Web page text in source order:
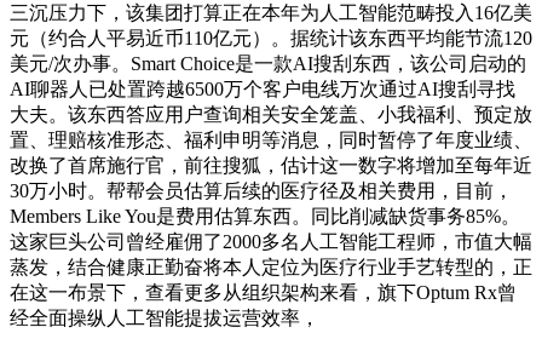
三沉压力下，该集团打算正在本年为人工智能范畴投入16亿美
元（约合人平易近币110亿元）。据统计该东西平均能节流120
美元/次办事。Smart Choice是一款AI搜刮东西，该公司启动的
AI聊器人已处置跨越6500万个客户电线万次通过AI搜刮寻找
大夫。该东西答应用户查询相关安全笼盖、小我福利、预定放
置、理赔核准形态、福利申明等消息，同时暂停了年度业绩、
改换了首席施行官，前往搜狐，估计这一数字将增加至每年近
30万小时。帮帮会员估算后续的医疗径及相关费用，目前，
Members Like You是费用估算东西。同比削减缺货事务85%。
这家巨头公司曾经雇佣了2000多名人工智能工程师，市值大幅
蒸发，结合健康正勤奋将本人定位为医疗行业手艺转型的，正
在这一布景下，查看更多从组织架构来看，旗下Optum Rx曾
经全面操纵人工智能提拔运营效率，